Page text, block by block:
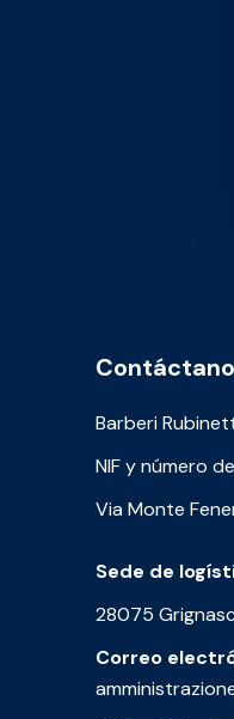
Barberi
NIF y número
Via Monte
Sede de
28075
Correo